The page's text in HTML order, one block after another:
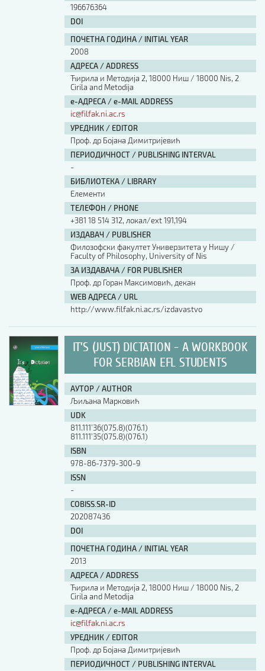
196676364
DOI
ПОЧЕТНА ГОДИНА / INITIAL YEAR
2008
АДРЕСА / ADDRESS
Ћирила и Методија 2, 18000 Ниш / 18000 Nis, 2
Cirila and Metodija
е-АДРЕСА / e-MAIL ADDRESS
ic@filfak.ni.ac.rs
УРЕДНИК / EDITOR
Проф. др Бојана Димитријевић
ПЕРИОДИЧНОСТ / PUBLISHING INTERVAL
-
БИБЛИОТЕКА / LIBRARY
Елементи
ТЕЛЕФОН / PHONE
+381 18 514 312, локал/ext 191,194
ИЗДАВАЧ / PUBLISHER
Филозофски факултет Универзитета у Нишу /
Faculty of Philosophy, University of Nis
ЗА ИЗДАВАЧА / FOR PUBLISHER
Проф. др Горан Максимовић, декан
WEB АДРЕСА / URL
http://www.filfak.ni.ac.rs/izdavastvo
IT’S (JUST) DICTATION - A WORKBOOK
FOR SERBIAN EFL STUDENTS
АУТОР / AUTHOR
Љиљана Марковић
UDK
811.111’36(075.8)(076.1)
811.111’35(075.8)(076.1)
ISBN
978-86-7379-300-9
ISSN
-
COBISS.SR-ID
202087436
DOI
ПОЧЕТНА ГОДИНА / INITIAL YEAR
2013
АДРЕСА / ADDRESS
Ћирила и Методија 2, 18000 Ниш / 18000 Nis, 2
Cirila and Metodija
е-АДРЕСА / e-MAIL ADDRESS
ic@filfak.ni.ac.rs
УРЕДНИК / EDITOR
Проф. др Бојана Димитријевић
ПЕРИОДИЧНОСТ / PUBLISHING INTERVAL